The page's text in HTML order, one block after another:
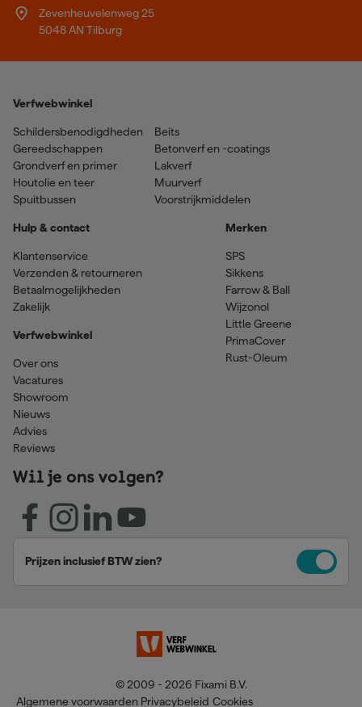
Zevenheuvelenweg 25
5048 AN Tilburg
Verfwebwinkel
Schildersbenodigdheden
Gereedschappen
Grondverf en primer
Houtolie en teer
Spuitbussen
Beits
Betonverf en -coatings
Lakverf
Muurverf
Voorstrijkmiddelen
Hulp & contact
Klantenservice
Verzenden & retourneren
Betaalmogelijkheden
Zakelijk
Verfwebwinkel
Over ons
Vacatures
Showroom
Nieuws
Advies
Reviews
Merken
SPS
Sikkens
Farrow & Ball
Wijzonol
Little Greene
PrimaCover
Rust-Oleum
Wil je ons volgen?
Prijzen inclusief BTW zien?
© 2009 - 2026 Fixami B.V.
Algemene voorwaarden Privacybeleid Cookies